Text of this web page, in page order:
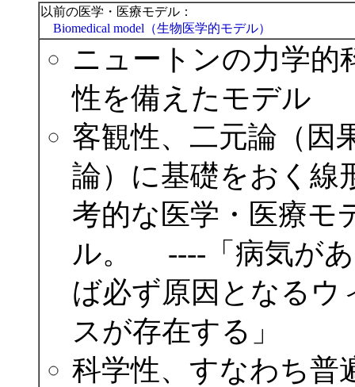
以前の医学・医療モデル：
Biomedical model（生物医学的モデル）
ニュートンの力学的
性を備えたモデル
客観性、二元論（因
論）に基礎をおく線
考的な医学・医療モ
ル。 ----「病気が
ば必ず原因となるウ
スが存在する」
科学性、すなわち普